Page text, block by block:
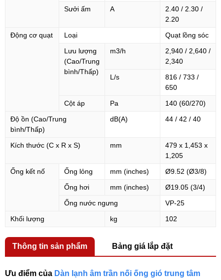
Sưởi ấm
A
2.40 / 2.30 /
2.20
Động cơ quạt
Loại
Quạt lồng sóc
Lưu lượng
(Cao/Trung
bình/Thấp)
m3/h
2,940 / 2,640 /
2,340
L/s
816 / 733 /
650
Cột áp
Pa
140 (60/270)
Độ ồn (Cao/Trung
bình/Thấp)
dB(A) 44 / 42 / 40
Kích thước (C x R x S) mm
479 x 1,453 x
1,205
Ống kết nố
Ống lỏng mm (inches)
Ø9.52 (Ø3/8)
Ống hơi
mm (inches)
Ø19.05 (3/4)
Ống nước ngưng
VP-25
Khối lượng
kg 102
Thông tin sản phẩm Bảng giá lắp đặt
Ưu điểm của Dàn lạnh âm trần nối ống gió trung tâm